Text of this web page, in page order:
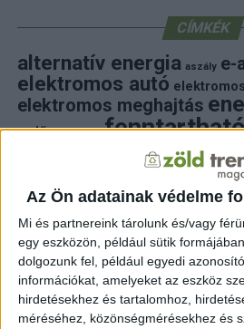
Az Ön adatainak védelme
Mi és partnereink tárolunk és/vagy
egy eszközön, például sütik
dolgozunk fel, például egyedi
információkat, amelyeket az eszköz
hirdetésekhez és tartalomhoz,
méréséhez, közönségmérésekhez és
CÍMKÉK
alternatív energia aszály e-
elektromos autó
elektromos meghajtás
erdő fejlesztés
hulladék időjárás
környezet
környezetvédelem
közlekedés megújuló
napelemnapelemek
naperőmű solar solar energy szelektiv
természetvédelem villamosenergia
autó
zöld energia zöld
állatvédelem áram életmód